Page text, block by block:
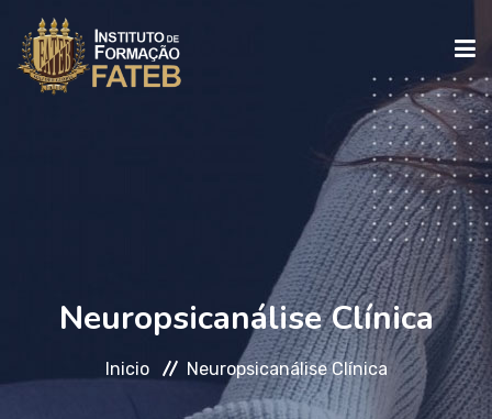
FALE CONOSCO
Neuropsicanálise Clínica
Inicio Neuropsicanálise Clínica